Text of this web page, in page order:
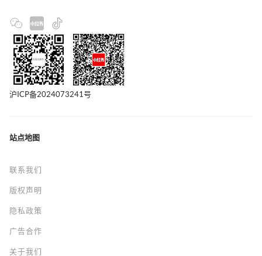
沪ICP备2024073241号
站点地图
联系我们
版权声明
隐私政策
广告合作
关于我们